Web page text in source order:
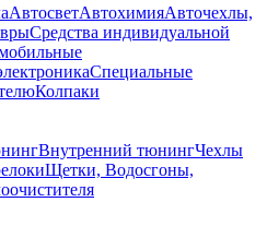
АвтосветАвтохимияАвточехлы,
Средства индивидуальной
Специальные
Колпаки
Внутренний тюнингЧехлы
Щетки, Водосгоны,